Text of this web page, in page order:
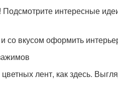
Подсмотрите интересные
со вкусом оформить
лент, как здесь.